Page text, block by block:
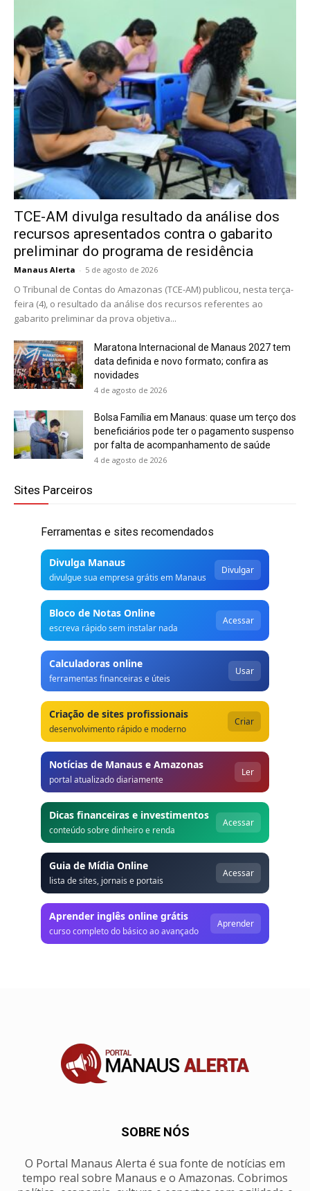
TCE-AM divulga resultado da análise dos
recursos apresentados contra o gabarito
preliminar do programa de residência
Manaus Alerta - 5 de agosto de 2026
O Tribunal de Contas do Amazonas (TCE-AM) publicou, nesta terça-
feira (4), o resultado da análise dos recursos referentes ao
gabarito preliminar da prova objetiva...
Maratona Internacional de Manaus 2027 tem
data definida e novo formato; confira as
novidades
4 de agosto de 2026
Bolsa Família em Manaus: quase um terço dos
beneficiários pode ter o pagamento suspenso
por falta de acompanhamento de saúde
4 de agosto de 2026
Sites Parceiros
Ferramentas e sites recomendados
Divulga Manaus
divulgue sua empresa grátis em Manaus
Divulgar
Bloco de Notas Online
escreva rápido sem instalar nada
Acessar
Calculadoras online
ferramentas financeiras e úteis
Usar
Criação de sites profissionais
desenvolvimento rápido e moderno
Criar
Notícias de Manaus e Amazonas
portal atualizado diariamente
Ler
Dicas financeiras e investimentos
conteúdo sobre dinheiro e renda
Acessar
Guia de Mídia Online
lista de sites, jornais e portais
Acessar
Aprender inglês online grátis
curso completo do básico ao avançado
Aprender
SOBRE NÓS
O Portal Manaus Alerta é sua fonte de notícias em
tempo real sobre Manaus e o Amazonas. Cobrimos